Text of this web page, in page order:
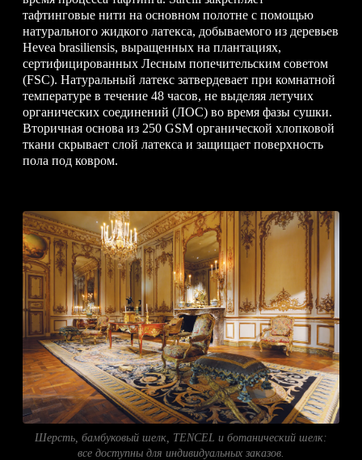
тафтинговые нити на основном полотне с помощью
натурального жидкого латекса, добываемого из деревьев
Hevea brasiliensis, выращенных на плантациях,
сертифицированных Лесным попечительским советом
(FSC). Натуральный латекс затвердевает при комнатной
температуре в течение 48 часов, не выделяя летучих
органических соединений (ЛОС) во время фазы сушки.
Вторичная основа из 250 GSM органической хлопковой
ткани скрывает слой латекса и защищает поверхность
пола под ковром.
Шерсть, бамбуковый шелк, TENCEL и ботанический шелк:
все доступны для индивидуальных заказов.